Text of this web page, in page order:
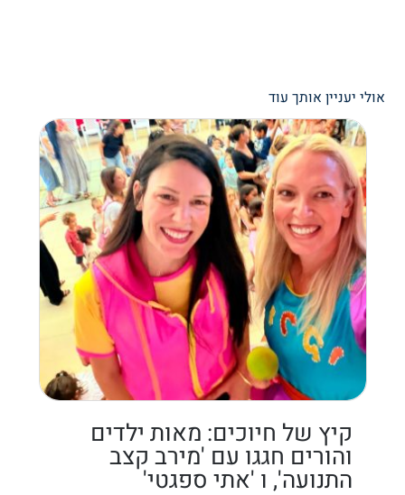
אולי יעניין אותך עוד
קיץ של חיוכים: מאות ילדים
והורים חגגו עם 'מירב קצב
התנועה', ו 'אתי ספגטי'